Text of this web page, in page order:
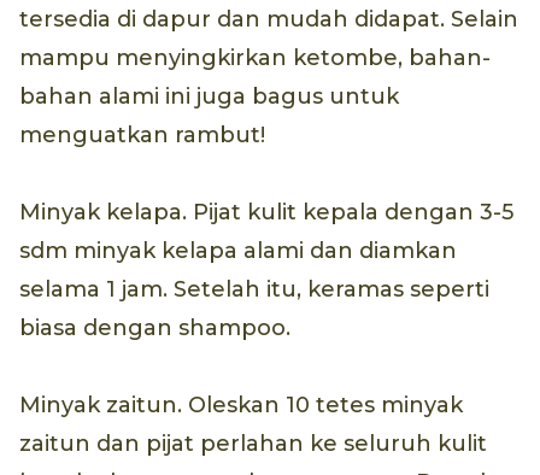
tersedia di dapur dan mudah didapat. Selain
mampu menyingkirkan ketombe, bahan-
bahan alami ini juga bagus untuk
menguatkan rambut!
Minyak kelapa. Pijat kulit kepala dengan 3-5
sdm minyak kelapa alami dan diamkan
selama 1 jam. Setelah itu, keramas seperti
biasa dengan shampoo.
Minyak zaitun. Oleskan 10 tetes minyak
zaitun dan pijat perlahan ke seluruh kulit